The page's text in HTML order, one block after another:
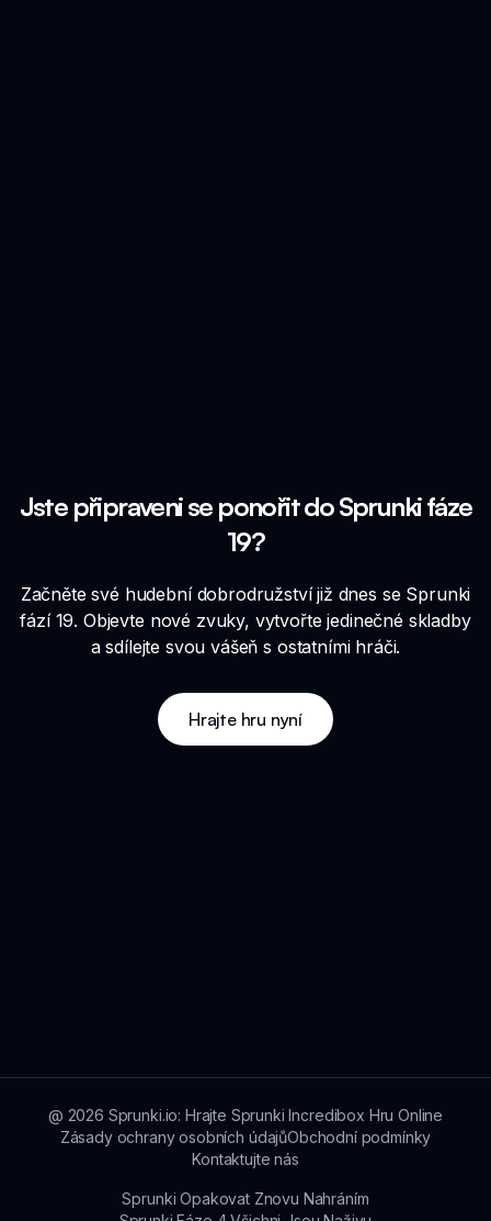
Jste připraveni se ponořit do Sprunki fáze
19?
Začněte své hudební dobrodružství již dnes se Sprunki
fází 19. Objevte nové zvuky, vytvořte jedinečné skladby
a sdílejte svou vášeň s ostatními hráči.
Hrajte hru nyní
@ 2026 Sprunki.io: Hrajte Sprunki Incredibox Hru Online
Zásady ochrany osobních údajůObchodní podmínky
Kontaktujte nás
Sprunki Opakovat Znovu Nahráním